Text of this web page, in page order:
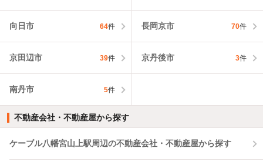
向日市 64件 長岡京市 70件
京田辺市 39件 京丹後市 3件
南丹市 5件
不動産会社・不動産屋から探す
ケーブル八幡宮山上駅周辺の不動産会社・不動産屋から探す